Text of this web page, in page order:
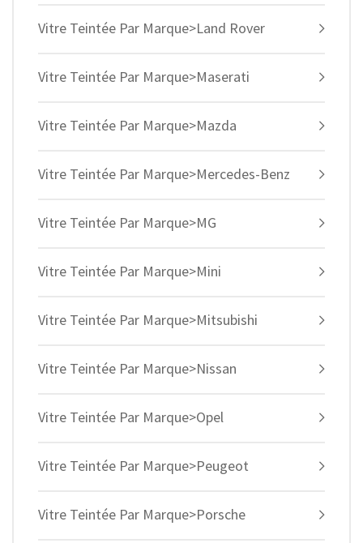
Vitre Teintée Par Marque>Land Rover
Vitre Teintée Par Marque>Maserati
Vitre Teintée Par Marque>Mazda
Vitre Teintée Par Marque>Mercedes-Benz
Vitre Teintée Par Marque>MG
Vitre Teintée Par Marque>Mini
Vitre Teintée Par Marque>Mitsubishi
Vitre Teintée Par Marque>Nissan
Vitre Teintée Par Marque>Opel
Vitre Teintée Par Marque>Peugeot
Vitre Teintée Par Marque>Porsche